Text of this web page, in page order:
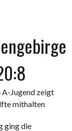
Jugend zeigt
mithalten
ging die